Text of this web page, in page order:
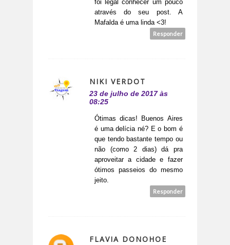
foi legal conhecer um pouco
através do seu post. A
Mafalda é uma linda <3!
Responder
NIKI VERDOT
23 de julho de 2017 às
08:25
Ótimas dicas! Buenos Aires
é uma delícia né? E o bom é
que tendo bastante tempo ou
não (como 2 dias) dá pra
aproveitar a cidade e fazer
ótimos passeios do mesmo
jeito.
Responder
FLAVIA DONOHOE